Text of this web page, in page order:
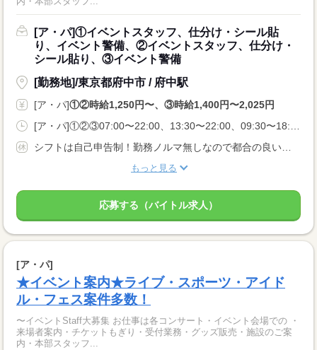
[ア・パ]①イベントスタッフ、仕分け・シール貼
り、イベント警備、②イベントスタッフ、仕分け・
シール貼り、③イベント警備
[勤務地]/東京都府中市 / 府中駅
[ア・パ]①②時給1,250円〜、③時給1,400円〜2,025円
[ア・パ]①②③07:00〜22:00、13:30〜22:00、09:30〜18:00
シフトは自己申告制！勤務ノルマ無しなので都合の良い日に勤務ができます！休日設定も自由！
もっと見る
応募する（バイトル求人）
[ア・パ]
★イベント案内★ライブ・スポーツ・アイド
ル・フェス案件多数！
〜イベントStaff大募集 お仕事は各コンサート・イベント会場での ・
来場者案内・チケットもぎり・受付業務・グッズ販売・施設のご案
内・本部スタッフ...